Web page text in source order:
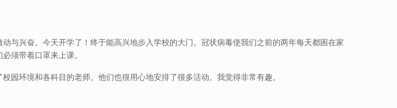
与兴奋。今天开学了！终于能高兴地步入学校的大门。冠状病毒使我们之前的两年每天都困在家
须带着口罩来上课。
园环境和各科目的老师。他们也很用心地安排了很多活动。我觉得非常有趣。